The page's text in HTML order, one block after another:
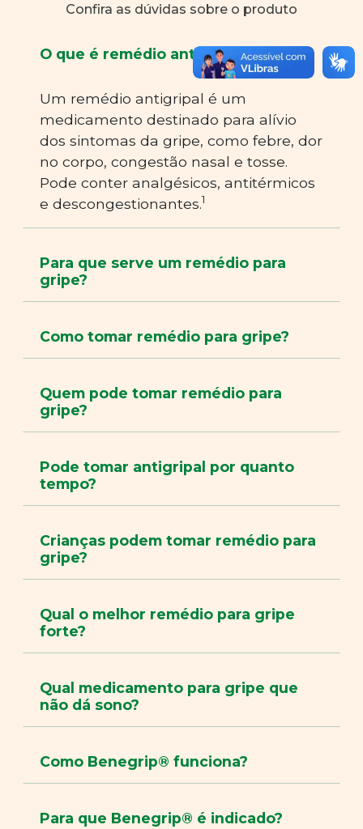
Confira as dúvidas sobre o produto
O que é remédio antigripal?
Um remédio antigripal é um
medicamento destinado para alívio
dos sintomas da gripe, como febre, dor
no corpo, congestão nasal e tosse.
Pode conter analgésicos, antitérmicos
e descongestionantes.1
Para que serve um remédio para
gripe?
Como tomar remédio para gripe?
Quem pode tomar remédio para
gripe?
Pode tomar antigripal por quanto
tempo?
Crianças podem tomar remédio para
gripe?
Qual o melhor remédio para gripe
forte?
Qual medicamento para gripe que
não dá sono?
Como Benegrip® funciona?
Para que Benegrip® é indicado?